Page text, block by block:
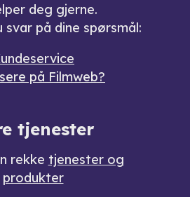
deg gjerne.
svar på dine spørsmål:
på Filmweb?
tjenester
rekke tjenester og
produkter